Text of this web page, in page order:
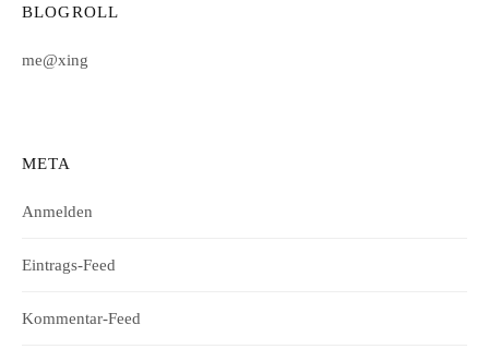
BLOGROLL
me@xing
META
Anmelden
Eintrags-Feed
Kommentar-Feed